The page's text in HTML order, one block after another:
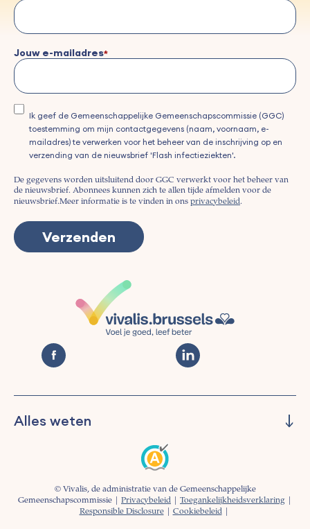
Jouw e-mailadres
Ik geef de Gemeenschappelijke Gemeenschapscommissie (GGC)
toestemming om mijn contactgegevens (naam, voornaam, e-
mailadres) te verwerken voor het beheer van de inschrijving op en
verzending van de nieuwsbrief 'Flash infectieziekten'.
De gegevens worden uitsluitend door GGC verwerkt voor het beheer van
de nieuwsbrief. Abonnees kunnen zich te allen tijde afmelden voor de
nieuwsbrief.Meer informatie is te vinden in ons privacybeleid.
Alles weten
Informeren
Begeleiding
© Vivalis, de administratie van de Gemeenschappelijke
Gemeenschapscommissie | Privacybeleid Toegankelijkheidsverklaring
Responsible Disclosure| Cookiebeleid|